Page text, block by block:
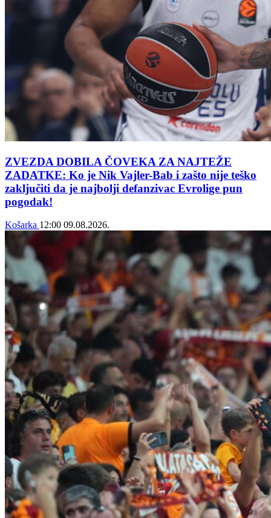
ZVEZDA DOBILA ČOVEKA ZA NAJTEŽE
ZADATKE: Ko je Nik Vajler-Bab i zašto nije teško
zaključiti da je najbolji defanzivac Evrolige pun
pogodak!
Košarka 12:00 09.08.2026.